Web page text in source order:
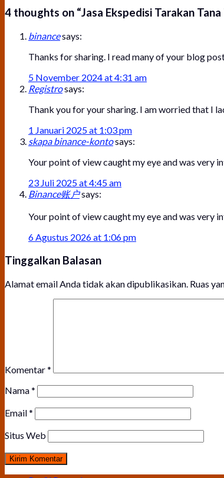
4 thoughts on “Jasa Ekspedisi Tarakan Tana
binancesays:
Thanks for sharing. I read many of your blog
5 November 2024 at 4:31 am
Registrosays:
Thank you for your sharing. I am worried that I
1 Januari 2025 at 1:03 pm
skapa binance-kontosays:
Your point of view caught my eye and was very
23 Juli 2025 at 4:45 am
Binance账户says:
Your point of view caught my eye and was very
6 Agustus 2026 at 1:06 pm
Tinggalkan Balasan
Alamat email Anda tidak akan dipublikasikan. Ruas
Komentar*
Nama*
Email*
Situs Web